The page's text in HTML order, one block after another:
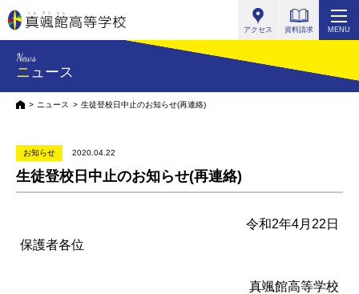
アクセス 資料請求 MENU
News
ニュース
HOMEニュース 生徒登校日中止のお知らせ(再連絡)
お知らせ 2020.04.22
生徒登校日中止のお知らせ(再連絡)
令和2年4月22日
保護者各位
真颯館高等学校